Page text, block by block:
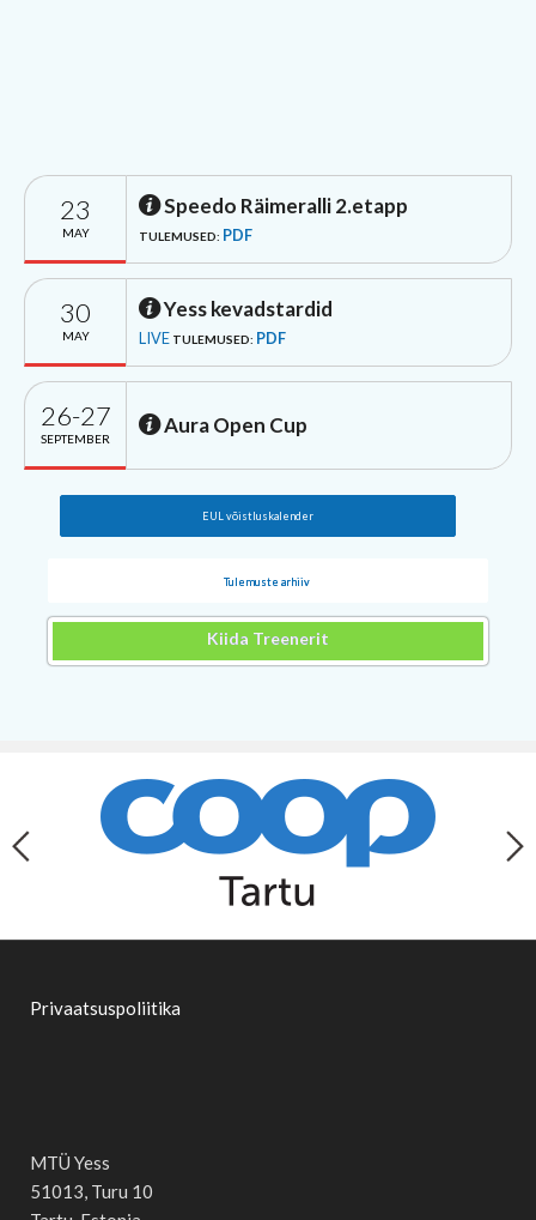
23
MAY
Speedo Räimeralli 2.etapp
TULEMUSED: PDF
30
MAY
Yess kevadstardid
LIVE TULEMUSED: PDF
26-27
SEPTEMBER
Aura Open Cup
EUL võistluskalender
Tulemuste arhiiv
Kiida Treenerit
Privaatsuspoliitika
MTÜ Yess
51013, Turu 10